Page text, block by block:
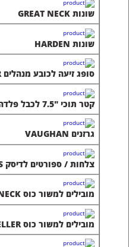
שונות GREAT NECK
שונות HARDEN
סופג זיעה לכובע מנהלים LOCKWEILER
קטר תוכי "7.5 לכבל פלדה (עד 6 מ"מ) HIT
גרזנים VAUGHAN
צלחות / ספורטים לדיסק RHODUIS
מובילים למשור כוס GREAT NECK
מובילים למשור כוס HELLER